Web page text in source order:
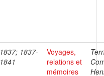
1837; 1837-
1841
Voyages,
relations et
mémoires